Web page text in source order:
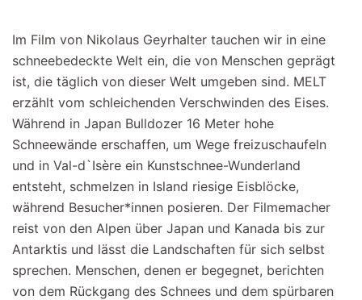
Im Film von Nikolaus Geyrhalter tauchen wir in eine
schneebedeckte Welt ein, die von Menschen geprägt
ist, die täglich von dieser Welt umgeben sind. MELT
erzählt vom schleichenden Verschwinden des Eises.
Während in Japan Bulldozer 16 Meter hohe
Schneewände erschaffen, um Wege freizuschaufeln
und in Val-d`Isère ein Kunstschnee-Wunderland
entsteht, schmelzen in Island riesige Eisblöcke,
während Besucher*innen posieren. Der Filmemacher
reist von den Alpen über Japan und Kanada bis zur
Antarktis und lässt die Landschaften für sich selbst
sprechen. Menschen, denen er begegnet, berichten
von dem Rückgang des Schnees und dem spürbaren